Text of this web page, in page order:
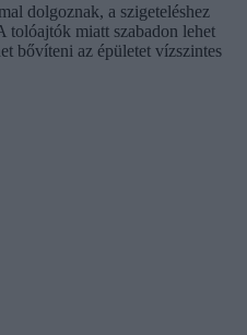
dolgoznak, a szigeteléshez
tolóajtók miatt szabadon lehet
bővíteni az épületet vízszintes